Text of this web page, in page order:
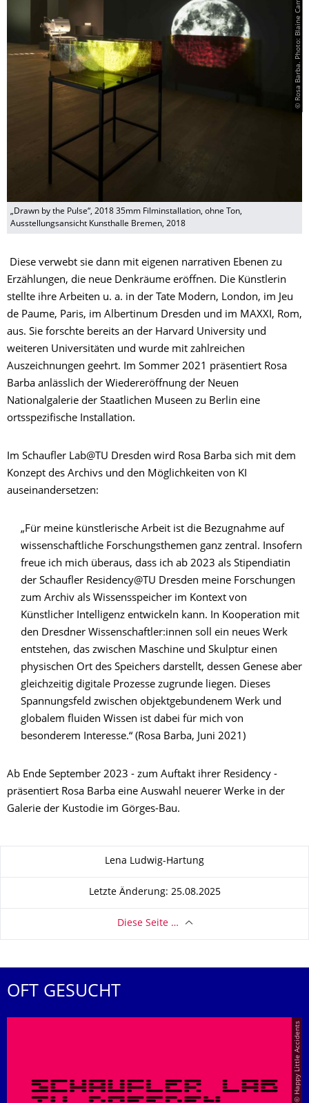
© Rosa Barba. Photo: Blaine Campbell
„Drawn by the Pulse“, 2018 35mm Filminstallation, ohne Ton,
Ausstellungsansicht Kunsthalle Bremen, 2018
​ Diese verwebt sie dann mit eigenen narrativen Ebenen zu
Erzählungen, die neue Denkräume eröffnen. Die Künstlerin
stellte ihre Arbeiten u. a. in der Tate Modern, London, im Jeu
de Paume, Paris, im Albertinum Dresden und im MAXXI, Rom,
aus. Sie forschte bereits an der Harvard University und
weiteren Universitäten und wurde mit zahlreichen
Auszeichnungen geehrt. Im Sommer 2021 präsentiert Rosa
Barba anlässlich der Wiedereröffnung der Neuen
Nationalgalerie der Staatlichen Museen zu Berlin eine
ortsspezifische Installation.
Im Schaufler Lab@TU Dresden wird Rosa Barba sich mit dem
Konzept des Archivs und den Möglichkeiten von KI
auseinandersetzen:
„Für meine künstlerische Arbeit ist die Bezugnahme auf
wissenschaftliche Forschungsthemen ganz zentral. Insofern
freue ich mich überaus, dass ich ab 2023 als Stipendiatin
der Schaufler Residency@TU Dresden meine Forschungen
zum Archiv als Wissensspeicher im Kontext von
Künstlicher Intelligenz entwickeln kann. In Kooperation mit
den Dresdner Wissenschaftler:innen soll ein neues Werk
entstehen, das zwischen Maschine und Skulptur einen
physischen Ort des Speichers darstellt, dessen Genese aber
gleichzeitig digitale Prozesse zugrunde liegen. Dieses
Spannungsfeld zwischen objektgebundenem Werk und
globalem fluiden Wissen ist dabei für mich von
besonderem Interesse.“ (Rosa Barba, Juni 2021)
Ab Ende September 2023 - zum Auftakt ihrer Residency -
präsentiert Rosa Barba eine Auswahl neuerer Werke in der
Galerie der Kustodie im Görges-Bau.
Zu dieser SeiteLena Ludwig-Hartung
Letzte Änderung: 25.08.2025
Diese Seite …
OFT GESUCHT
© Happy Little Accidents